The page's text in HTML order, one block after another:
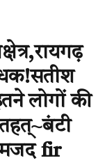
लोगों की
fir